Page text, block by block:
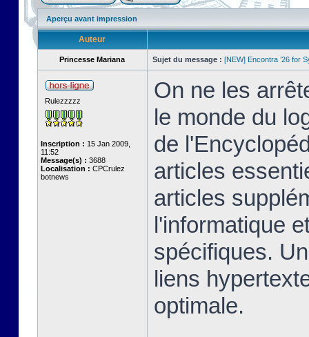
Aperçu avant impression
Auteur
Princesse Mariana Sujet du message : [NEW] Encontra ’26 for
Rulezzzzz
Inscription : 15 Jan 2009,
11:52
Message(s) : 3688
Localisation : CPCrulez
botnews
On ne les
le monde du
de
articles
articles
l'informatique
spécifiques.
liens
optimale.